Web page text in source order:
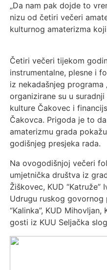
„Da nam pak dojde to
nizu od četiri večeri
kulturnog amaterizma
Četiri večeri tijekom
instrumentalne, plesne i
iz nekadašnjeg programa
organizirane su u
kulture Čakovec i
Čakovca. Prigoda je to
amaterizmu grada
godišnjeg presjeka rada.
Na ovogodišnjoj večeri
umjetnička društva iz
Žiškovec, KUD “Katruže”
Udrugu ruskog govornog
“Kalinka”, KUD Mihovljan,
gosti iz KUU Seljačka